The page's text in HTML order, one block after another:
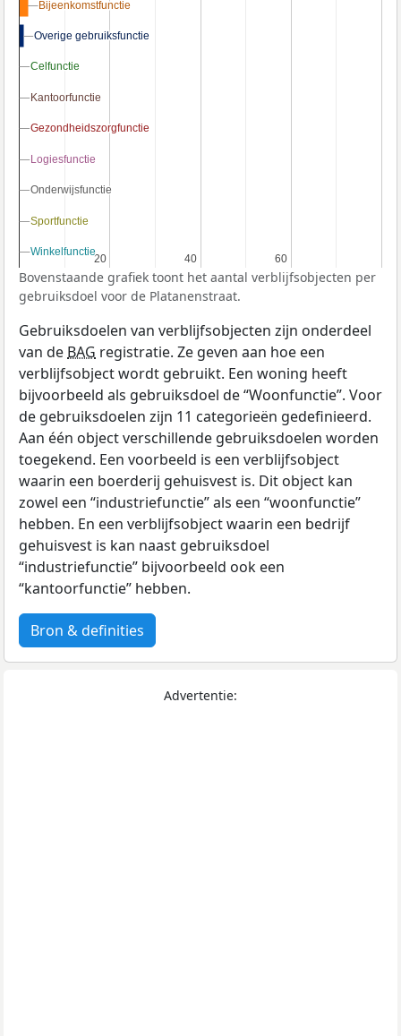
20
20 40
40 60
60
Bijeenkomstfunctie
Bijeenkomstfunctie
Overige gebruiksfunctie
Overige gebruiksfunctie
Celfunctie
Celfunctie
Kantoorfunctie
Kantoorfunctie
Gezondheidszorgfunctie
Gezondheidszorgfunctie
Logiesfunctie
Logiesfunctie
Onderwijsfunctie
Onderwijsfunctie
Sportfunctie
Sportfunctie
Winkelfunctie
Winkelfunctie
Bovenstaande grafiek toont het aantal verblijfsobjecten per
gebruiksdoel voor de Platanenstraat.
Gebruiksdoelen van verblijfsobjecten zijn onderdeel
van de BAG registratie. Ze geven aan hoe een
verblijfsobject wordt gebruikt. Een woning heeft
bijvoorbeeld als gebruiksdoel de “Woonfunctie”. Voor
de gebruiksdoelen zijn 11 categorieën gedefinieerd.
Aan één object verschillende gebruiksdoelen worden
toegekend. Een voorbeeld is een verblijfsobject
waarin een boerderij gehuisvest is. Dit object kan
zowel een “industriefunctie” als een “woonfunctie”
hebben. En een verblijfsobject waarin een bedrijf
gehuisvest is kan naast gebruiksdoel
“industriefunctie” bijvoorbeeld ook een
“kantoorfunctie” hebben.
Bron & definities
Advertentie: